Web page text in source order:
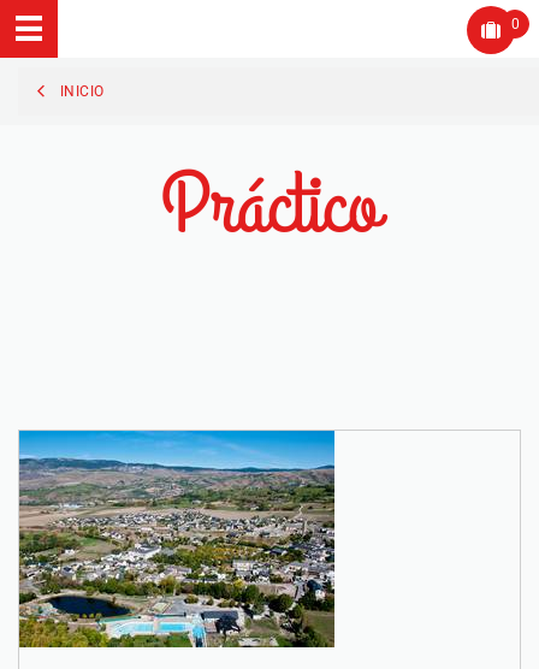
0
INICIO
Práctico